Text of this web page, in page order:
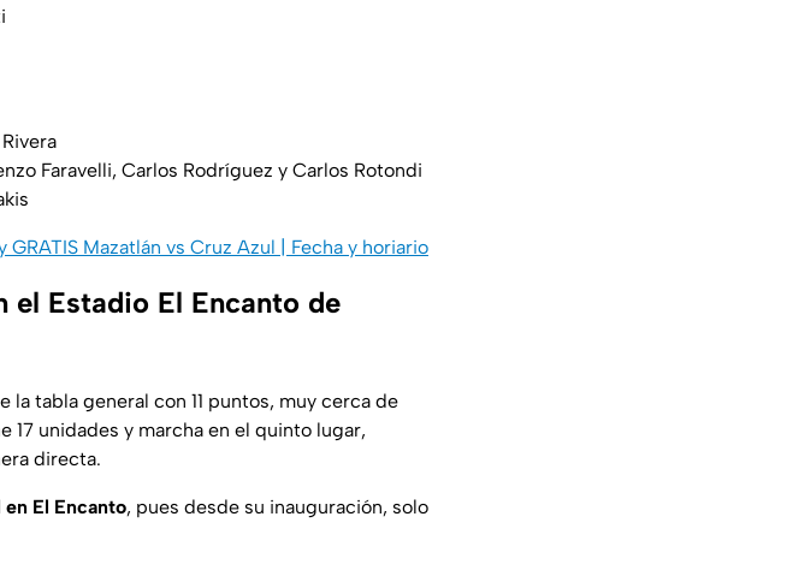
Faravelli, Carlos Rodríguez y Carlos Rotondi
Mazatlán vs Cruz Azul | Fecha y horiario
el Estadio El Encanto de
tabla general con 11 puntos, muy cerca de
17 unidades y marcha en el quinto lugar,
directa.
El Encanto, pues desde su inauguración, solo